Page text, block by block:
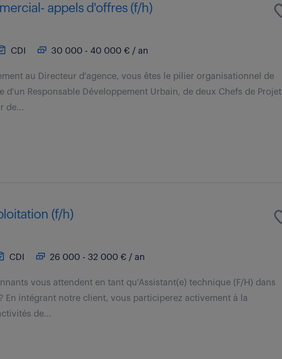
appels d'offres (f/h)
CDI 30 000 - 40 000 € / an
au Directeur d'agence, vous êtes le pilier organisationnel de
d'un Responsable Développement Urbain, de deux Chefs de Projet
de...
(f/h)
CDI 26 000 - 32 000 € / an
vous attendent en tant qu'Assistant(e) technique (F/H) dans
En intégrant notre client, vous participerez activement à la
de...